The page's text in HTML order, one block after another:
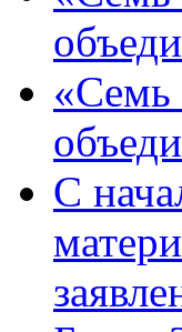
«Семь
С